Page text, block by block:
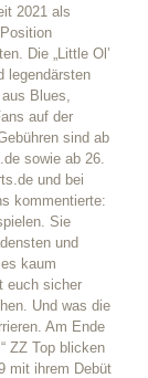
2021 als
Die „Little Ol’
legendärsten
Blues,
auf der
sind ab
sowie ab 26.
und bei
kommentierte:
Sie
und
kaum
euch sicher
Und was die
Am Ende
ZZ Top blicken
mit ihrem Debüt